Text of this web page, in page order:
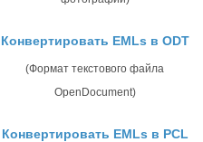
Конвертировать EMLs в ODT
(Формат текстового файла
OpenDocument)
Конвертировать EMLs в PCL